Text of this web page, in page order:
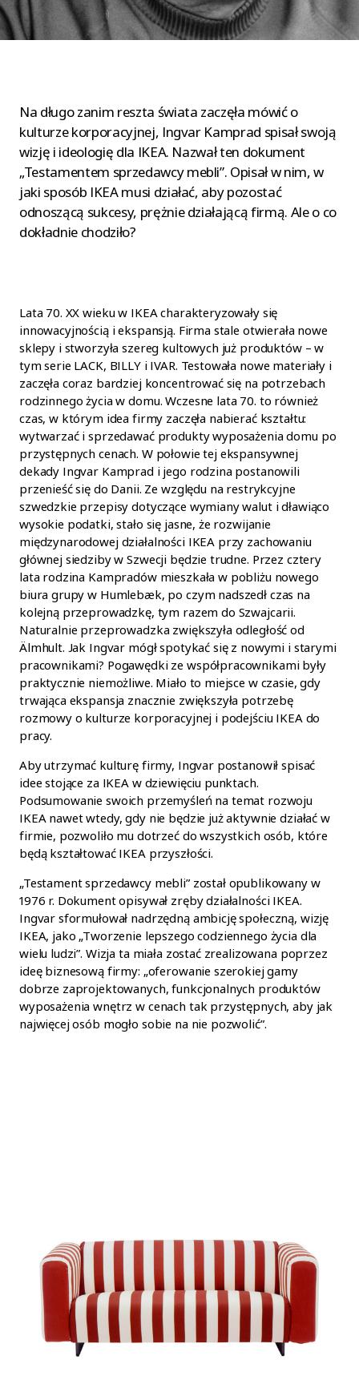
Na długo zanim reszta świata zaczęła mówić o
kulturze korporacyjnej, Ingvar Kamprad spisał swoją
wizję i ideologię dla IKEA. Nazwał ten dokument
„Testamentem sprzedawcy mebli”. Opisał w nim, w
jaki sposób IKEA musi działać, aby pozostać
odnoszącą sukcesy, prężnie działającą firmą. Ale o co
dokładnie chodziło?
Lata 70. XX wieku w IKEA charakteryzowały się
innowacyjnością i ekspansją. Firma stale otwierała nowe
sklepy i stworzyła szereg kultowych już produktów – w
tym serie LACK, BILLY i IVAR. Testowała nowe materiały i
zaczęła coraz bardziej koncentrować się na potrzebach
rodzinnego życia w domu. Wczesne lata 70. to również
czas, w którym idea firmy zaczęła nabierać kształtu:
wytwarzać i sprzedawać produkty wyposażenia domu po
przystępnych cenach. W połowie tej ekspansywnej
dekady Ingvar Kamprad i jego rodzina postanowili
przenieść się do Danii. Ze względu na restrykcyjne
szwedzkie przepisy dotyczące wymiany walut i dławiąco
wysokie podatki, stało się jasne, że rozwijanie
międzynarodowej działalności IKEA przy zachowaniu
głównej siedziby w Szwecji będzie trudne. Przez cztery
lata rodzina Kampradów mieszkała w pobliżu nowego
biura grupy w Humlebæk, po czym nadszedł czas na
kolejną przeprowadzkę, tym razem do Szwajcarii.
Naturalnie przeprowadzka zwiększyła odległość od
Älmhult. Jak Ingvar mógł spotykać się z nowymi i starymi
pracownikami? Pogawędki ze współpracownikami były
praktycznie niemożliwe. Miało to miejsce w czasie, gdy
trwająca ekspansja znacznie zwiększyła potrzebę
rozmowy o kulturze korporacyjnej i podejściu IKEA do
pracy.
Aby utrzymać kulturę firmy, Ingvar postanowił spisać
idee stojące za IKEA w dziewięciu punktach.
Podsumowanie swoich przemyśleń na temat rozwoju
IKEA nawet wtedy, gdy nie będzie już aktywnie działać w
firmie, pozwoliło mu dotrzeć do wszystkich osób, które
będą kształtować IKEA przyszłości.
„Testament sprzedawcy mebli” został opublikowany w
1976 r. Dokument opisywał zręby działalności IKEA.
Ingvar sformułował nadrzędną ambicję społeczną, wizję
IKEA, jako „Tworzenie lepszego codziennego życia dla
wielu ludzi”. Wizja ta miała zostać zrealizowana poprzez
ideę biznesową firmy: „oferowanie szerokiej gamy
dobrze zaprojektowanych, funkcjonalnych produktów
wyposażenia wnętrz w cenach tak przystępnych, aby jak
najwięcej osób mogło sobie na nie pozwolić”.